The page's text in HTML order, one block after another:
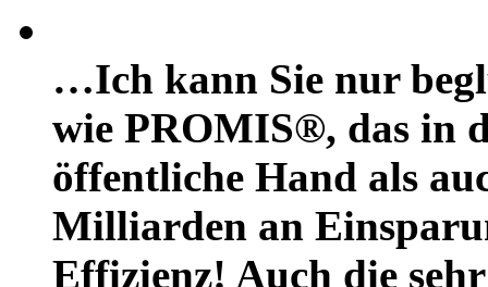
…Ich kann Sie nur
wie PROMIS®, das in
öffentliche Hand als
Milliarden an
Effizienz! Auch die